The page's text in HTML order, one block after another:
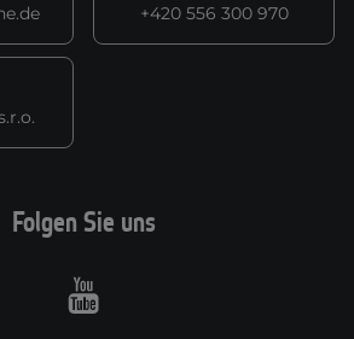
+420 556 300 970
Folgen Sie uns
Youtube